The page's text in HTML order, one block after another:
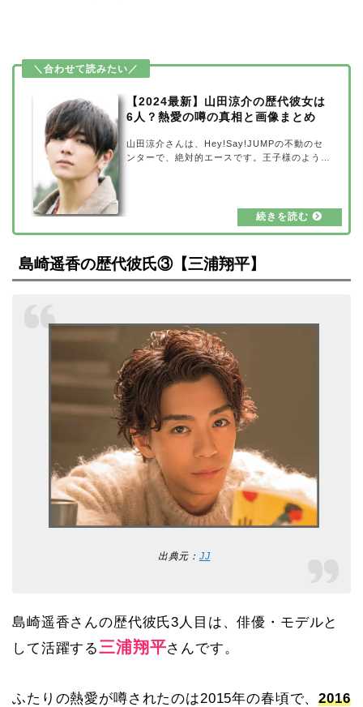
【2024最新】山田涼介の歴代彼女は
6人？熱愛の噂の真相と画像まとめ
山田涼介さんは、Hey!Say!JUMPの不動のセ
ンターで、絶対的エースです。王子様のような
が多くいます。そこで、今回は山田涼介さんの
歴代彼女6人と、熱愛の噂の真相について、画
お届けします！【2024年最新】山田涼介の歴
代彼女は6人？熱愛の噂の真相と画像まとめ出
典元：modelpress山田涼介さんの歴代彼女と
島崎遥香の歴代彼氏③【三浦翔平】
出典元： JJ
島崎遥香さんの歴代彼氏3人目は、俳優・モデルと
して活躍する三浦翔平さんです。
ふたりの熱愛が噂されたのは2015年の春頃で、2016